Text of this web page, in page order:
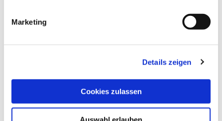
Marketing
Details zeigen
Cookies zulassen
EFOQUS